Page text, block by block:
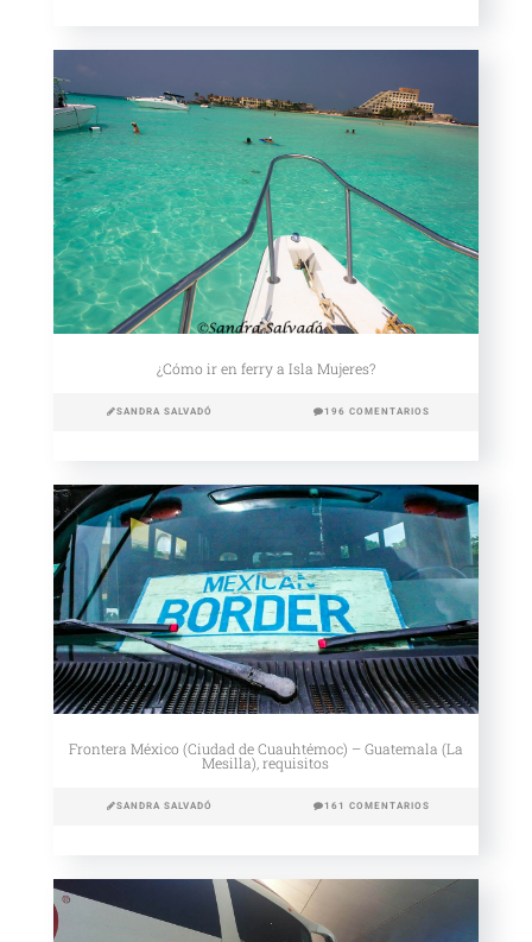
¿Cómo ir en ferry a Isla Mujeres?
SANDRA SALVADÓ 196 COMENTARIOS
Frontera México (Ciudad de Cuauhtémoc) – Guatemala (La
Mesilla), requisitos
SANDRA SALVADÓ 161 COMENTARIOS